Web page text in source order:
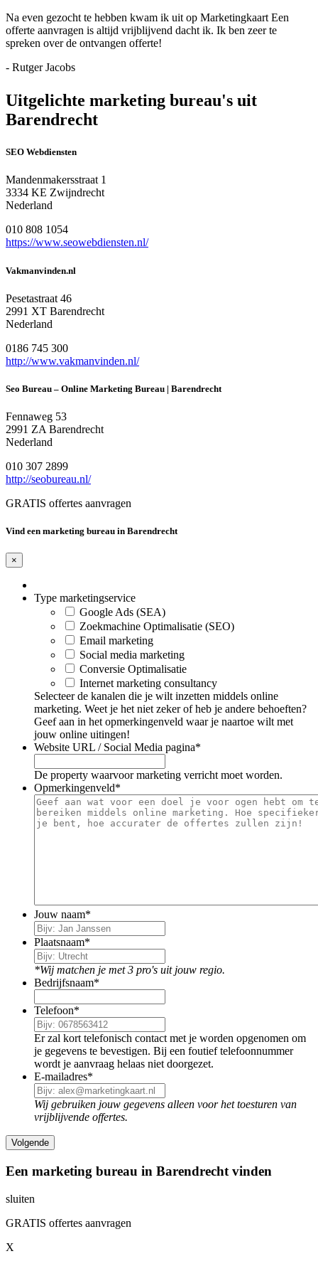
Na even gezocht te hebben kwam ik uit op Marketingkaart Een
offerte aanvragen is altijd vrijblijvend dacht ik. Ik ben zeer te
spreken over de ontvangen offerte!
- Rutger Jacobs
Uitgelichte marketing bureau's uit
Barendrecht
SEO Webdiensten
Mandenmakersstraat 1
3334 KE Zwijndrecht
Nederland
010 808 1054
https://www.seowebdiensten.nl/
Vakmanvinden.nl
Pesetastraat 46
2991 XT Barendrecht
Nederland
0186 745 300
http://www.vakmanvinden.nl/
Seo Bureau – Online Marketing Bureau | Barendrecht
Fennaweg 53
2991 ZA Barendrecht
Nederland
010 307 2899
http://seobureau.nl/
GRATIS offertes aanvragen
Vind een marketing bureau in Barendrecht
×
Type marketingservice
Google Ads (SEA)
Zoekmachine Optimalisatie (SEO)
Email marketing
Social media marketing
Conversie Optimalisatie
Internet marketing consultancy
Selecteer de kanalen die je wilt inzetten middels online
marketing. Weet je het niet zeker of heb je andere behoeften?
Geef aan in het opmerkingenveld waar je naartoe wilt met
jouw online uitingen!
Website URL / Social Media pagina*
De property waarvoor marketing verricht moet worden.
Opmerkingenveld*
Jouw naam*
Plaatsnaam*
*Wij matchen je met 3 pro's uit jouw regio.
Bedrijfsnaam*
Telefoon*
Er zal kort telefonisch contact met je worden opgenomen om
je gegevens te bevestigen. Bij een foutief telefoonnummer
wordt je aanvraag helaas niet doorgezet.
E-mailadres*
Wij gebruiken jouw gegevens alleen voor het toesturen van
vrijblijvende offertes.
Een marketing bureau in Barendrecht vinden
sluiten
GRATIS offertes aanvragen
X